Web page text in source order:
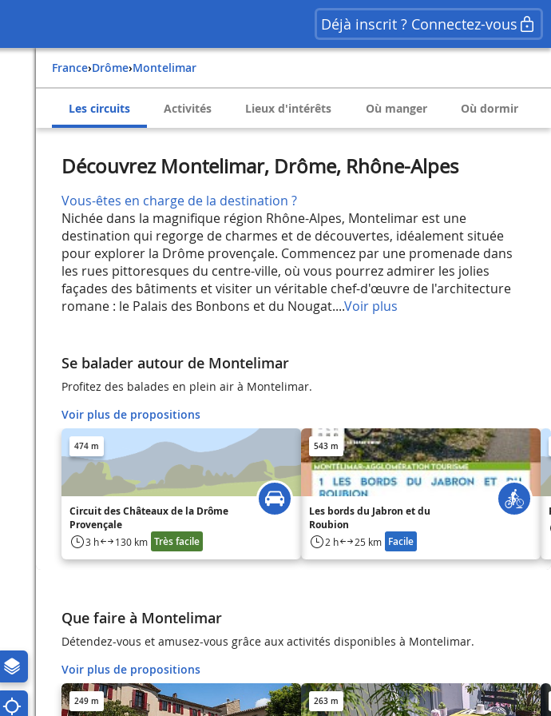
Déjà inscrit ? Connectez-vous
France› Drôme› Montelimar
Les circuits Activités Lieux d'intérêts Où manger Où dormir
Découvrez Montelimar, Drôme, Rhône-Alpes
Vous-êtes en charge de la destination ?
Nichée dans la magnifique région Rhône-Alpes, Montelimar est une
destination qui regorge de charmes et de découvertes, idéalement située
pour explorer la Drôme provençale. Commencez par une promenade dans
les rues pittoresques du centre-ville, où vous pourrez admirer les jolies
façades des bâtiments et visiter un véritable chef-d'œuvre de l'architecture
romane : le Palais des Bonbons et du Nougat....Voir plus
Se balader autour de Montelimar
Profitez des balades en plein air à Montelimar.
Voir plus de propositions
474 m
Circuit des Châteaux de la Drôme
Provençale
3 h 130 km Très facile
543 m
Les bords du Jabron et du
Roubion
2 h 25 km Facile
Que faire à Montelimar
Détendez-vous et amusez-vous grâce aux activités disponibles à Montelimar.
Voir plus de propositions
249 m 263 m